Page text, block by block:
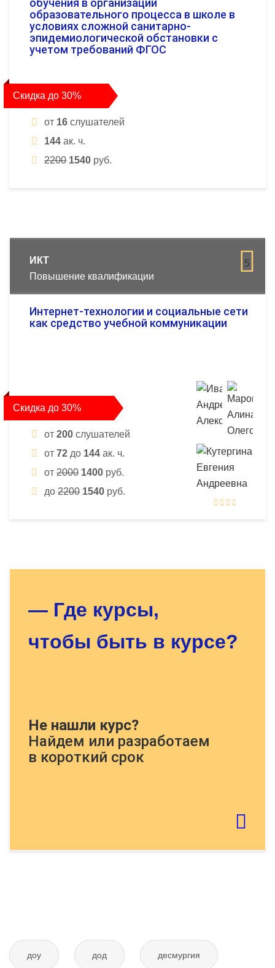
образовательного процесса в школе в
условиях сложной санитарно-
эпидемиологической обстановки с
учетом требований ФГОС
Скидка до 30%
от 16 слушателей
144 ак. ч.
2200 1540 руб.
5
ИКТ
Повышение квалификации
Интернет-технологии и социальные сети
как средство учебной коммуникации
Скидка до 30%
от 200 слушателей
от 72 до 144 ак. ч.
от 2000 1400 руб.
до 2200 1540 руб.
— Где курсы,
чтобы быть в курсе?
Не нашли курс?
Найдем или разработаем
в короткий срок
для Вас нужный курс!
доу дод десмургия